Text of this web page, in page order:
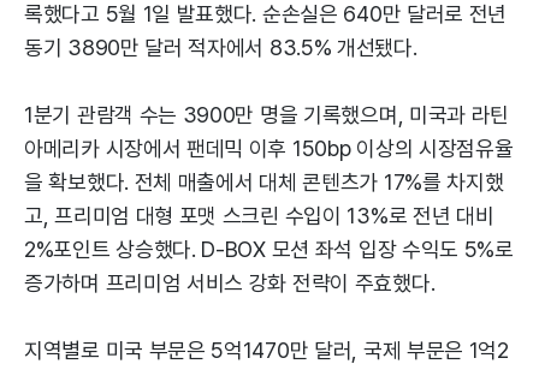
록했다고 5월 1일 발표했다. 순손실은 640만 달러로 전년
동기 3890만 달러 적자에서 83.5% 개선됐다.
1분기 관람객 수는 3900만 명을 기록했으며, 미국과 라틴
아메리카 시장에서 팬데믹 이후 150bp 이상의 시장점유율
을 확보했다. 전체 매출에서 대체 콘텐츠가 17%를 차지했
고, 프리미엄 대형 포맷 스크린 수입이 13%로 전년 대비
2%포인트 상승했다. D-BOX 모션 좌석 입장 수익도 5%로
증가하며 프리미엄 서비스 강화 전략이 주효했다.
지역별로 미국 부문은 5억1470만 달러, 국제 부문은 1억2